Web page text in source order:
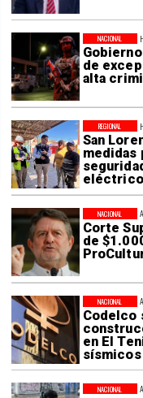
de
alta
NACIONAL
San
medidas
REGIONAL
Corte
de
NACIONAL
Codelco
en El
sísmicos
NACIONAL
NACIONAL